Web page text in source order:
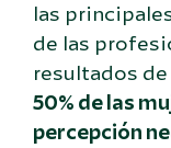
las
de las
resultados
50% de las
percepción